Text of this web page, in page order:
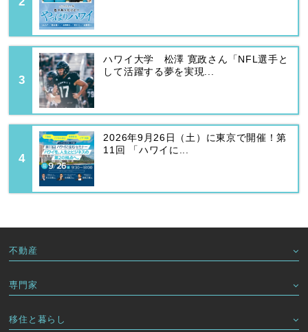
ハワイ大学 松澤 寛政さん「NFL選手と
して活躍する夢を実現...
2026年9月26日（土）に東京で開催！第
11回 「ハワイに...
不動産
専門家
移住と暮らし